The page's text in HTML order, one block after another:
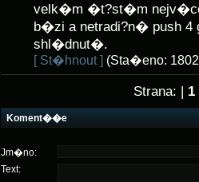
velk�m �t?st�m nejv�ce
b�zi a netradi?n� push 4
shl�dnut�.
[ St�hnout ] (Sta�eno:
Strana: | 1
Koment��e
Jm�no:
Text: